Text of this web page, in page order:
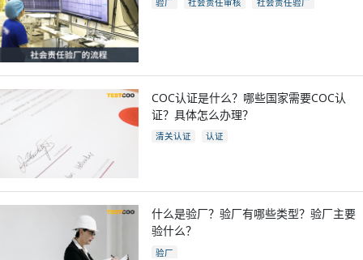
验厂 社会责任审核
社会责任验厂
COC认证是什么？哪些国家需要COC认
证？具体怎么办理？
清关认证 认证
什么是验厂？验厂有哪些类型？验厂主要
验什么？
验厂